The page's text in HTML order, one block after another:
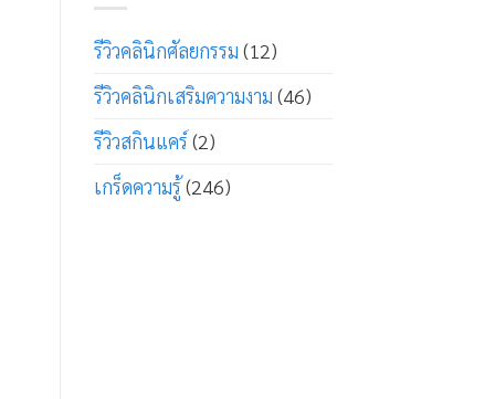
รีวิวคลินิกศัลยกรรม (12)
รีวิวคลินิกเสริมความงาม (46)
รีวิวสกินแคร์ (2)
เกร็ดความรู้(246)